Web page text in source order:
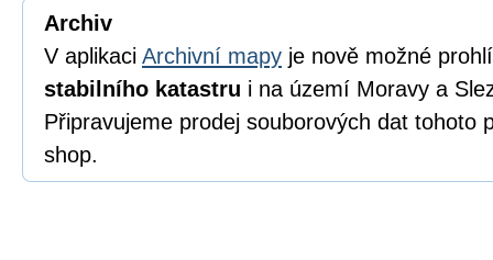
Archiv
V aplikaci Archivní mapy je nově možné
stabilního katastru i na území Moravy a
Připravujeme prodej souborových dat tohoto
shop.